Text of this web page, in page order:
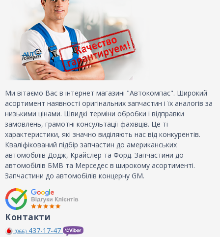
Ми вітаємо Вас в інтернет магазині "Автокомпас". Широкий
асортимент наявності оригінальних запчастин і їх аналогів за
низькими цінами. Швидкі терміни обробки і відправки
замовлень, грамотні консультації фахівців. Це ті
характеристики, які значно виділяють нас від конкурентів.
Кваліфікований підбір запчастин до американських
автомобілів Додж, Крайслер та Форд. Запчастини до
автомобілів БМВ та Мерседес в широкому асортименті.
Запчастини до автомобілів концерну GM.
Контакти
(066) 437-17-47